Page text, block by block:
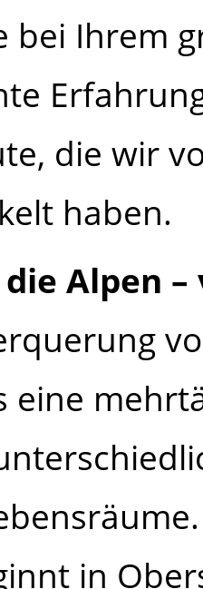
bei Ihrem
die wir
haben.
Alpen
eine
in